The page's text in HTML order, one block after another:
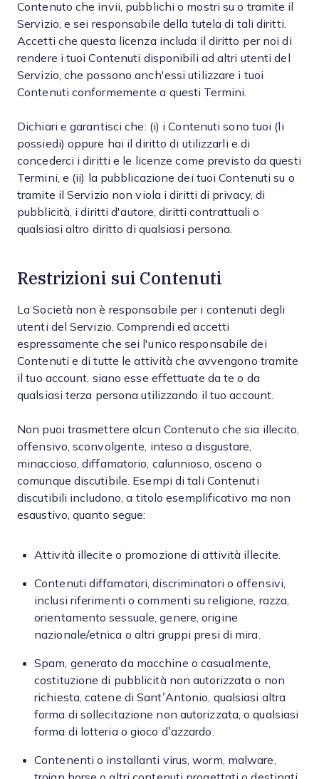
Contenuto che invii, pubblichi o mostri su o tramite il
Servizio, e sei responsabile della tutela di tali diritti.
Accetti che questa licenza includa il diritto per noi di
rendere i tuoi Contenuti disponibili ad altri utenti del
Servizio, che possono anch'essi utilizzare i tuoi
Contenuti conformemente a questi Termini.
Dichiari e garantisci che: (i) i Contenuti sono tuoi (li
possiedi) oppure hai il diritto di utilizzarli e di
concederci i diritti e le licenze come previsto da questi
Termini, e (ii) la pubblicazione dei tuoi Contenuti su o
tramite il Servizio non viola i diritti di privacy, di
pubblicità, i diritti d'autore, diritti contrattuali o
qualsiasi altro diritto di qualsiasi persona.
Restrizioni sui Contenuti
La Società non è responsabile per i contenuti degli
utenti del Servizio. Comprendi ed accetti
espressamente che sei l'unico responsabile dei
Contenuti e di tutte le attività che avvengono tramite
il tuo account, siano esse effettuate da te o da
qualsiasi terza persona utilizzando il tuo account.
Non puoi trasmettere alcun Contenuto che sia illecito,
offensivo, sconvolgente, inteso a disgustare,
minaccioso, diffamatorio, calunnioso, osceno o
comunque discutibile. Esempi di tali Contenuti
discutibili includono, a titolo esemplificativo ma non
esaustivo, quanto segue:
Attività illecite o promozione di attività illecite.
Contenuti diffamatori, discriminatori o offensivi,
inclusi riferimenti o commenti su religione, razza,
orientamento sessuale, genere, origine
nazionale/etnica o altri gruppi presi di mira.
Spam, generato da macchine o casualmente,
costituzione di pubblicità non autorizzata o non
richiesta, catene di Sant’Antonio, qualsiasi altra
forma di sollecitazione non autorizzata, o qualsiasi
forma di lotteria o gioco d’azzardo.
Contenenti o installanti virus, worm, malware,